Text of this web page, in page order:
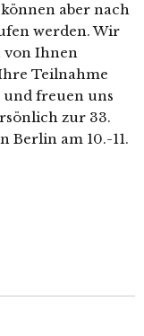
aber nach
werden. Wir
von Ihnen
Teilnahme
freuen uns
zur 33.
Berlin am 10.-11.